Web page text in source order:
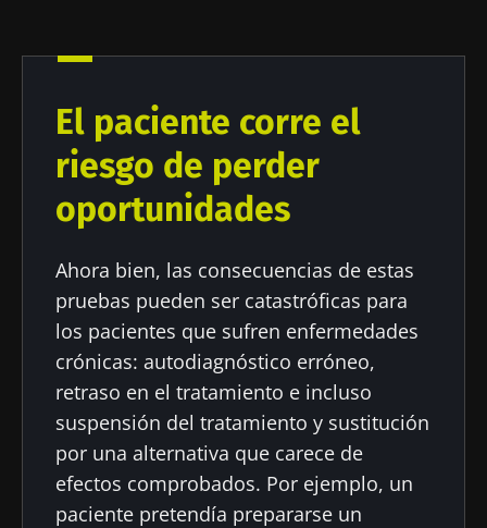
El paciente corre el
riesgo de perder
oportunidades
Ahora bien, las consecuencias de estas
pruebas pueden ser catastróficas para
los pacientes que sufren enfermedades
crónicas: autodiagnóstico erróneo,
retraso en el tratamiento e incluso
suspensión del tratamiento y sustitución
por una alternativa que carece de
efectos comprobados. Por ejemplo, un
paciente pretendía prepararse un
Institute
noticias de Biocodex
He leído y acepto las
condiciones generales
de uso y lapolítica de protección de datos
Biocodex Microbiota Institute
BMI 20-35
BMI 20-35
Descubrir
23/07/2026
Influencia
de la
microbiota
en la salud
reproductiva
Leer el
artículo
16/07/2026
Microbiota
intratumoral:
¿un indicador
pronóstico
independiente
en el cáncer
colorrectal?
Leer el
artículo
10/07/
intestinal
que
músculos
Leer el